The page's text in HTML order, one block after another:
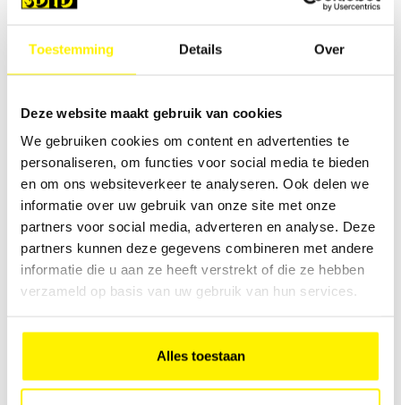
Toestemming Details Over
Deze website maakt gebruik van cookies
We gebruiken cookies om content en advertenties te
personaliseren, om functies voor social media te bieden
en om ons websiteverkeer te analyseren. Ook delen we
informatie over uw gebruik van onze site met onze
partners voor social media, adverteren en analyse. Deze
partners kunnen deze gegevens combineren met andere
informatie die u aan ze heeft verstrekt of die ze hebben
verzameld op basis van uw gebruik van hun services.
Alles toestaan
Moderne balie met indirecte verlichting in kleur naar keuze.
Lengte 1m50.
Starck 200